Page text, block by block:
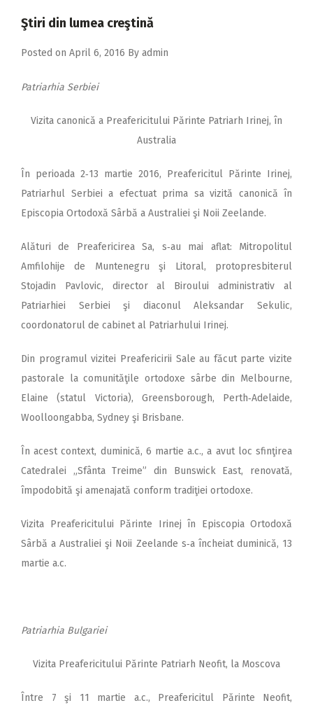
2017
2016
2015
2011
2010
2009
Ştiri din lumea creştină
Posted on April 6, 2016 By admin
Patriarhia Serbiei
Vizita canonică a Preafericitului Părinte Patriarh Irinej, în
Australia
În perioada 2‑13 martie 2016, Preafericitul Părinte Irinej,
Patriarhul Serbiei a efectuat prima sa vizită ca­nonică în
Episcopia Ortodoxă Sârbă a Australiei şi Noii Zeelande.
Alături de Preafericirea Sa, s‑au mai aflat: Mitropolitul
Amfilohije de Muntenegru şi Litoral, proto­presbiterul
Stojadin Pavlovic, di­rec­tor al Biroului administrativ al
Patriarhiei Serbiei şi diaconul Aleksandar Sekulic,
coordonatorul de cabinet al Patriarhului Irinej.
Din programul vizitei Preafericirii Sale au făcut parte vizite
pastorale la comunităţile ortodoxe sârbe din Melbourne,
Elaine (statul Victoria), Greensborough, Perth‑Adelaide,
Wool­­loongabba, Sydney şi Brisbane.
În acest context, duminică, 6 martie a.c., a avut loc sfinţirea
Cate­dralei „Sfânta Treime” din Buns­wick East, renovată,
împodobită şi amenajată conform tradiţiei ortodoxe.
Vizita Preafericitului Părinte Irinej în Episcopia Ortodoxă
Sârbă a Australiei şi Noii Zeelande s‑a încheiat duminică, 13
martie a.c.
Patriarhia Bulgariei
Vizita Preafericitului Părinte Patriarh Neofit, la Moscova
Între 7 şi 11 martie a.c., Prea­fericitul Părinte Neofit,